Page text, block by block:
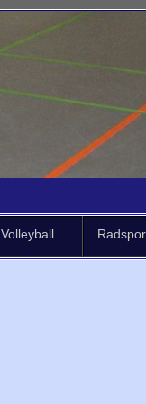
Volleyball